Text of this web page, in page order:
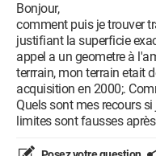
Bonjour,
comment puis je trouver
justifiant la superficie
appel a un geometre à
terrrain, mon terrain etait
acquisition en 2000;.
Quels sont mes recours
limites sont fausses